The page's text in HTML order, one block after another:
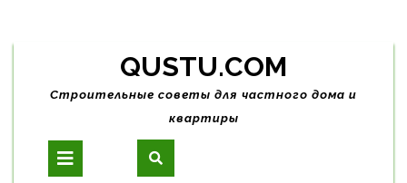
Skip
content
QUSTU.COM
Строительные советы для частного дома и
квартиры
Open